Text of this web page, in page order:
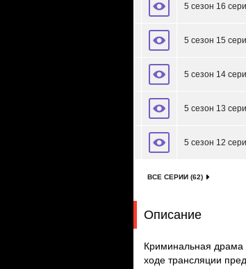
5 сезон 16
5 сезон 15
5 сезон 14
5 сезон 13
5 сезон 12
ВСЕ СЕРИИ (62)
Описание
Криминальная драма
ходе трансляции